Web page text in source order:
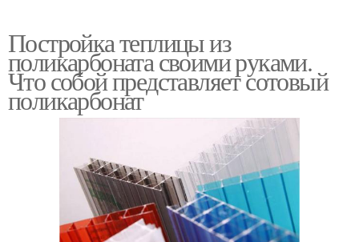
Постройка теплицы из
поликарбоната своими руками.
Что собой представляет сотовый
поликарбонат